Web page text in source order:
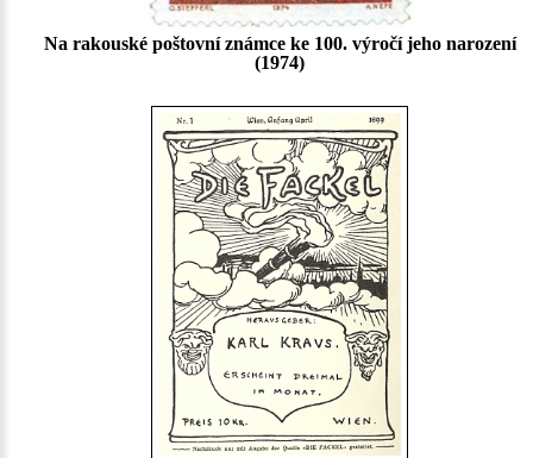
Na rakouské poštovní známce ke 100. výročí jeho narození
(1974)